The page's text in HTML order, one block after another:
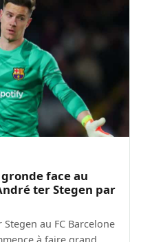
face au
ter Stegen par
Stegen au FC Barcelone